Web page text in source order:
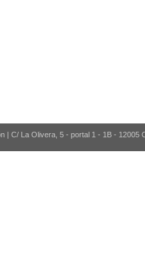
| C/ La Olivera, 5 - portal 1 - 1B - 12005